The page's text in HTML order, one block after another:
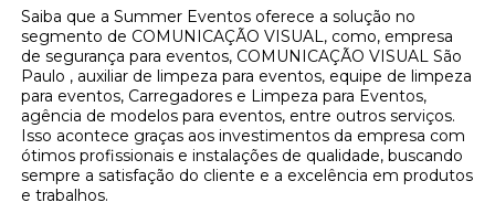
Saiba que a Summer Eventos oferece a solução no
segmento de COMUNICAÇÃO VISUAL, como, empresa
de segurança para eventos, COMUNICAÇÃO VISUAL São
Paulo , auxiliar de limpeza para eventos, equipe de limpeza
para eventos, Carregadores e Limpeza para Eventos,
agência de modelos para eventos, entre outros serviços.
Isso acontece graças aos investimentos da empresa com
ótimos profissionais e instalações de qualidade, buscando
sempre a satisfação do cliente e a excelência em produtos
e trabalhos.